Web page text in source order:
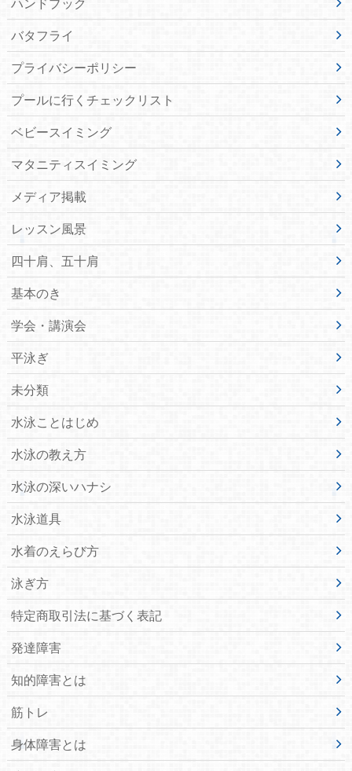
ハンドブック
バタフライ
プライバシーポリシー
プールに行くチェックリスト
ベビースイミング
マタニティスイミング
メディア掲載
レッスン風景
四十肩、五十肩
基本のき
学会・講演会
平泳ぎ
未分類
水泳ことはじめ
水泳の教え方
水泳の深いハナシ
水泳道具
水着のえらび方
泳ぎ方
特定商取引法に基づく表記
発達障害
知的障害とは
筋トレ
身体障害とは